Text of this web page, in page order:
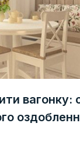
вагонку: